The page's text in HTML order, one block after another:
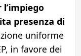
presenza di
uniforme
in favore dei